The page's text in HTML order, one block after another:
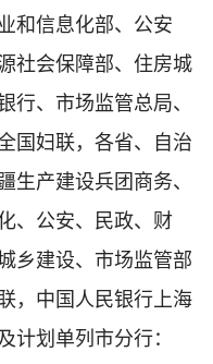
和信息化部、公安
社会保障部、住房城
、市场监管总局、
国妇联，各省、自治
产建设兵团商务、
、公安、民政、财
乡建设、市场监管部
，中国人民银行上海
计划单列市分行：